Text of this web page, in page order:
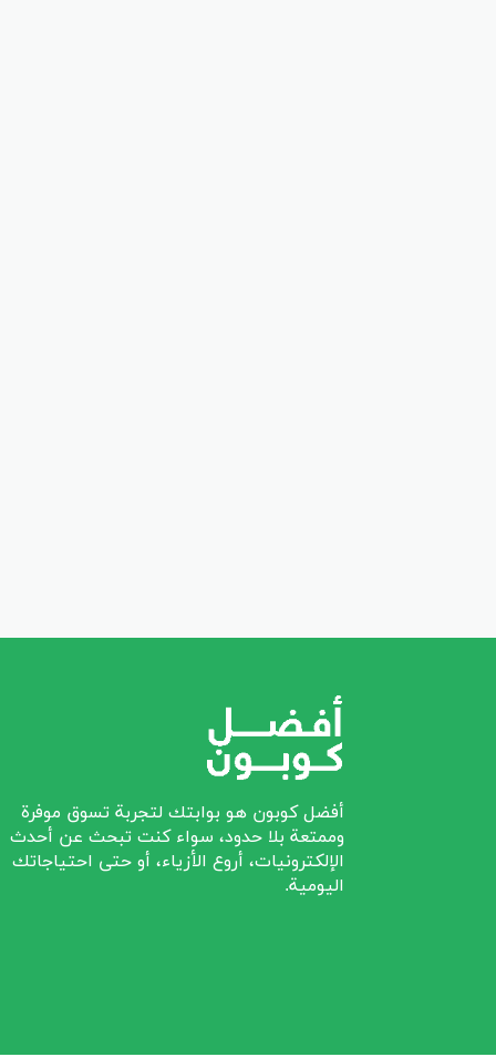
أفضل كوبون هو بوابتك لتجربة تسوق موفرة
وممتعة بلا حدود، سواء كنت تبحث عن أحدث
الإلكترونيات، أروع الأزياء، أو حتى احتياجاتك
اليومية.